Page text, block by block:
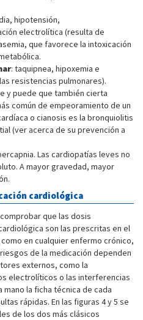
hipotensión,
electrolítica (resulta de
que favorece la intoxicación
: taquipnea, hipoxemia e
resistencias pulmonares).
y puede que también cierta
común de empeoramiento de un
o cianosis es la bronquiolitis
(ver acerca de su prevención a
Las cardiopatías leves no
A mayor gravedad, mayor
cardiológica
que las dosis
son las prescritas en el
en cualquier enfermo crónico,
de la medicación dependen
externos, como la
electrolíticos o las interferencias
la ficha técnica de cada
rápidas. En las figuras 4 y 5 se
de los dos más clásicos